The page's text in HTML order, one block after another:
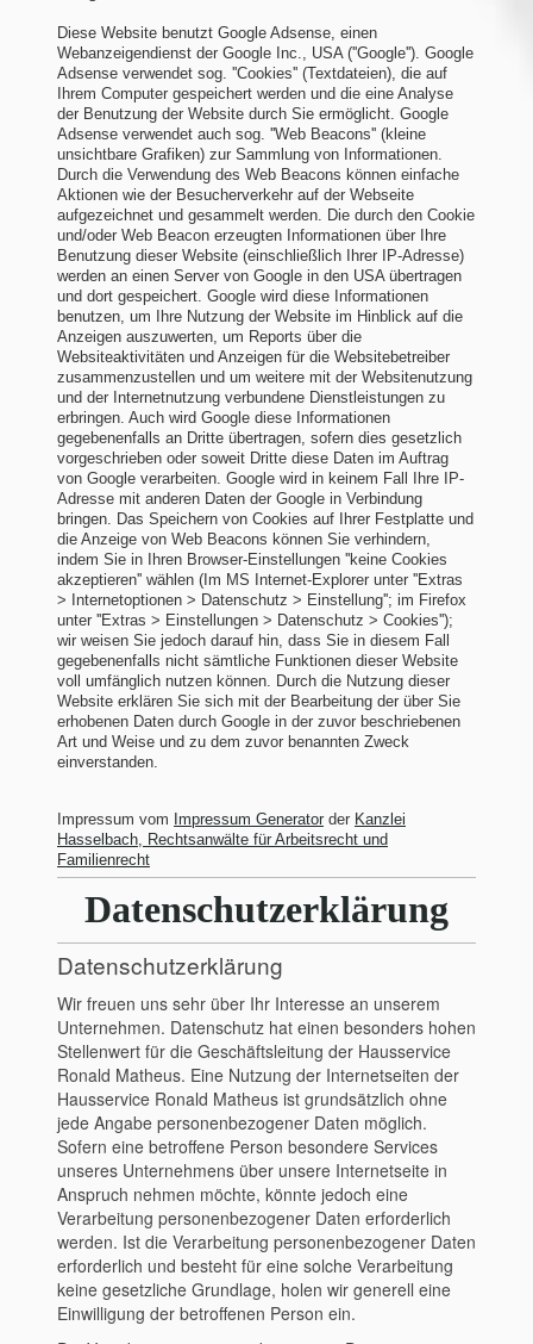
Diese Website benutzt Google Adsense, einen
Webanzeigendienst der Google Inc., USA (''Google''). Google
Adsense verwendet sog. ''Cookies'' (Textdateien), die auf
Ihrem Computer gespeichert werden und die eine Analyse
der Benutzung der Website durch Sie ermöglicht. Google
Adsense verwendet auch sog. ''Web Beacons'' (kleine
unsichtbare Grafiken) zur Sammlung von Informationen.
Durch die Verwendung des Web Beacons können einfache
Aktionen wie der Besucherverkehr auf der Webseite
aufgezeichnet und gesammelt werden. Die durch den Cookie
und/oder Web Beacon erzeugten Informationen über Ihre
Benutzung dieser Website (einschließlich Ihrer IP-Adresse)
werden an einen Server von Google in den USA übertragen
und dort gespeichert. Google wird diese Informationen
benutzen, um Ihre Nutzung der Website im Hinblick auf die
Anzeigen auszuwerten, um Reports über die
Websiteaktivitäten und Anzeigen für die Websitebetreiber
zusammenzustellen und um weitere mit der Websitenutzung
und der Internetnutzung verbundene Dienstleistungen zu
erbringen. Auch wird Google diese Informationen
gegebenenfalls an Dritte übertragen, sofern dies gesetzlich
vorgeschrieben oder soweit Dritte diese Daten im Auftrag
von Google verarbeiten. Google wird in keinem Fall Ihre IP-
Adresse mit anderen Daten der Google in Verbindung
bringen. Das Speichern von Cookies auf Ihrer Festplatte und
die Anzeige von Web Beacons können Sie verhindern,
indem Sie in Ihren Browser-Einstellungen ''keine Cookies
akzeptieren'' wählen (Im MS Internet-Explorer unter ''Extras
> Internetoptionen > Datenschutz > Einstellung''; im Firefox
unter ''Extras > Einstellungen > Datenschutz > Cookies'');
wir weisen Sie jedoch darauf hin, dass Sie in diesem Fall
gegebenenfalls nicht sämtliche Funktionen dieser Website
voll umfänglich nutzen können. Durch die Nutzung dieser
Website erklären Sie sich mit der Bearbeitung der über Sie
erhobenen Daten durch Google in der zuvor beschriebenen
Art und Weise und zu dem zuvor benannten Zweck
einverstanden.
Impressum vom Impressum Generator der Kanzlei
Hasselbach, Rechtsanwälte für Arbeitsrecht und
Familienrecht
Datenschutzerklärung
Datenschutzerklärung
Wir freuen uns sehr über Ihr Interesse an unserem
Unternehmen. Datenschutz hat einen besonders hohen
Stellenwert für die Geschäftsleitung der Hausservice
Ronald Matheus. Eine Nutzung der Internetseiten der
Hausservice Ronald Matheus ist grundsätzlich ohne
jede Angabe personenbezogener Daten möglich.
Sofern eine betroffene Person besondere Services
unseres Unternehmens über unsere Internetseite in
Anspruch nehmen möchte, könnte jedoch eine
Verarbeitung personenbezogener Daten erforderlich
werden. Ist die Verarbeitung personenbezogener Daten
erforderlich und besteht für eine solche Verarbeitung
keine gesetzliche Grundlage, holen wir generell eine
Einwilligung der betroffenen Person ein.